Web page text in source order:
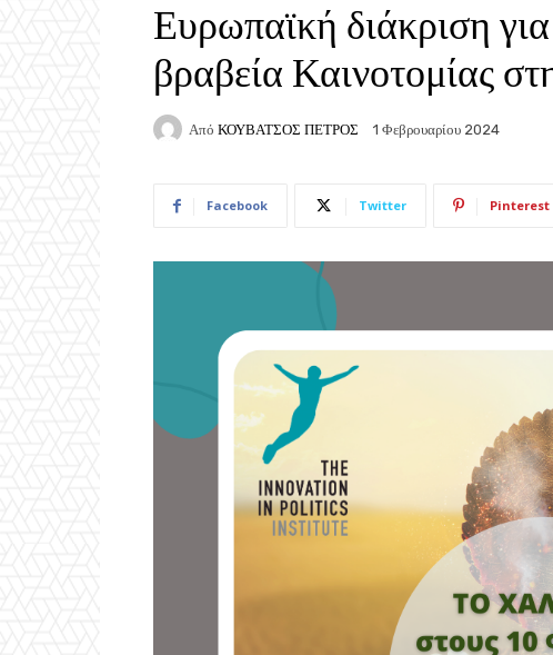
Ευρωπαϊκή διάκριση
βραβεία Καινοτομίας
Από ΚΟΥΒΑΤΣΟΣ ΠΕΤΡΟΣ 1 Φεβρουαρίου 2024
Facebook Twitter Pinterest